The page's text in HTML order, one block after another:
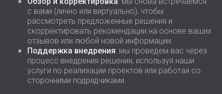
с вами (лично или виртуально), чтобы
рассмотреть предложенные решения и
скорректировать рекомендации на основе ваших
отзывов или любой новой информации.
Поддержка внедрения: мы проведем вас через
процесс внедрения решения, используя наши
услуги по реализации проектов или работая со
сторонними подрядчиками.